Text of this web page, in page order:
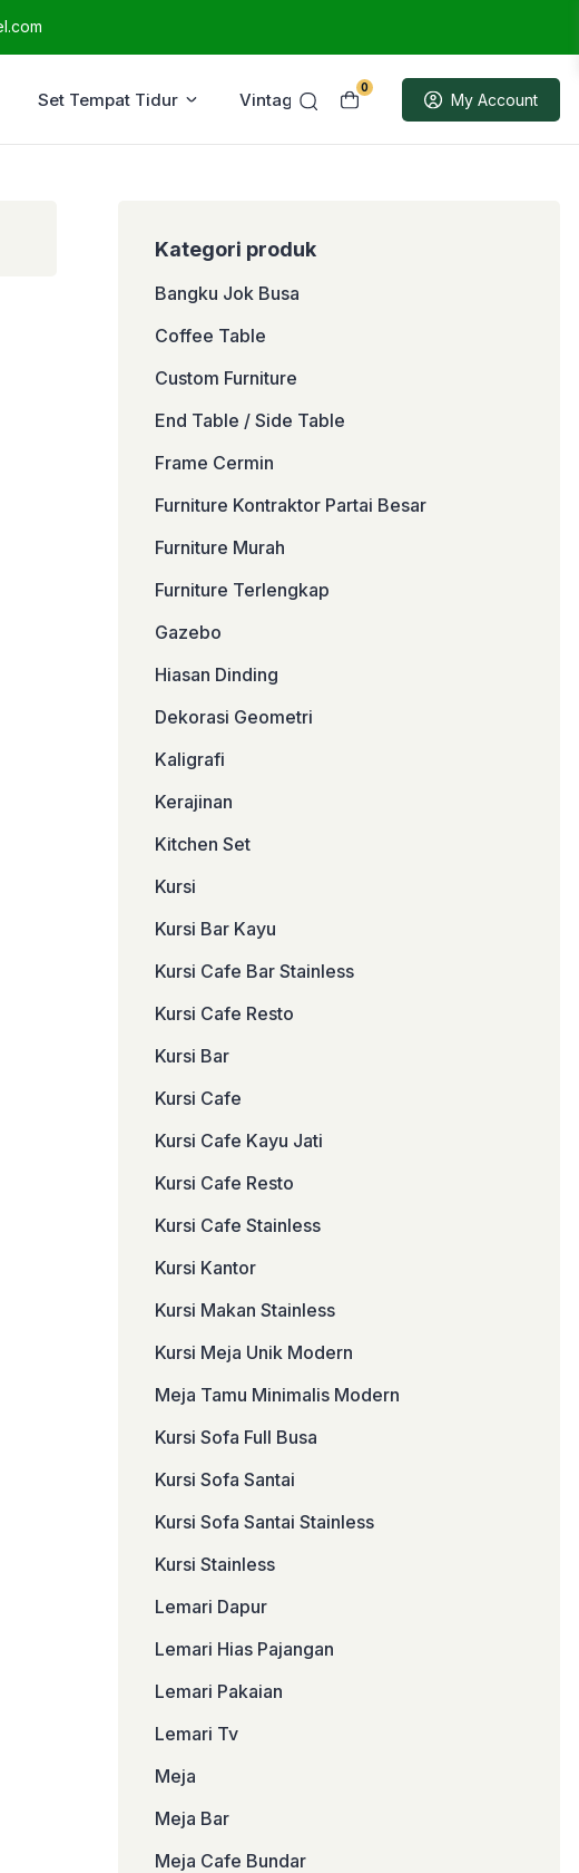
0
My Account
Set Tempat Tidur Vintage Sample
Kategori produk
Bangku Jok Busa
Coffee Table
Custom Furniture
End Table / Side Table
Frame Cermin
Furniture Kontraktor Partai Besar
Furniture Murah
Furniture Terlengkap
Gazebo
Hiasan Dinding
Dekorasi Geometri
Kaligrafi
Kerajinan
Kitchen Set
Kursi
Kursi Bar Kayu
Kursi Cafe Bar Stainless
Kursi Cafe Resto
Kursi Bar
Kursi Cafe
Kursi Cafe Kayu Jati
Kursi Cafe Resto
Kursi Cafe Stainless
Kursi Kantor
Kursi Makan Stainless
Kursi Meja Unik Modern
Meja Tamu Minimalis Modern
Kursi Sofa Full Busa
Kursi Sofa Santai
Kursi Sofa Santai Stainless
Kursi Stainless
Lemari Dapur
Lemari Hias Pajangan
Lemari Pakaian
Lemari Tv
Meja
Meja Bar
Meja Cafe Bundar